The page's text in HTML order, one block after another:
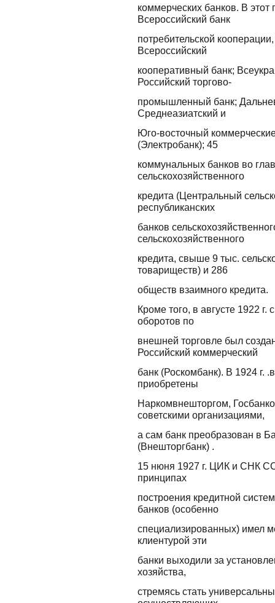
коммерческих банков. В
Всероссийский банк
потребительской
Всероссийский
кооперативный банк;
Российский торгово-
промышленный банк;
Среднеазиатский и
Юго-восточный
(Электробанк); 45
коммунальных банков во
сельскохозяйственного
кредита (Центральный
республиканских
банков
сельскохозяйственного
кредита, свыше 9 тыс.
товариществ) и 286
обществ взаимного кредита.
Кроме того, в августе 1922
оборотов по
внешней торговле был
Российский коммерческий
банк (Роскомбанк). В 1924 г.
приобретены
Наркомвнешторгом,
советскими организациями,
а сам банк преобразован в
(Внешторгбанк) .
15 нюня 1927 г. ЦИК и СНК
принципах
построения кредитной
банков (особенно
специализированных) имел
клиентурой эти
банки выходили за
хозяйства,
стремясь стать